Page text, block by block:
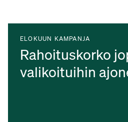
ELOKUUN KAMPANJA
Rahoituskorko
valikoituihin